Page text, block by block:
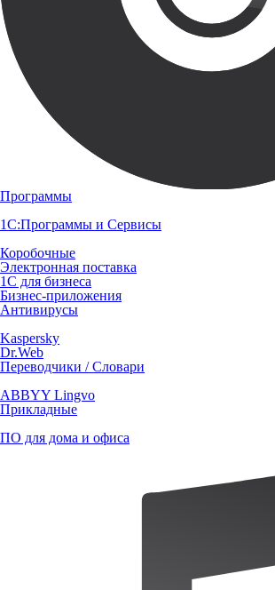
Программы
1С:Программы и Сервисы
Коробочные
Электронная поставка
1С для бизнеса
Бизнес-приложения
Антивирусы
Kaspersky
Dr.Web
Переводчики / Словари
ABBYY Lingvo
Прикладные
ПО для дома и офиса